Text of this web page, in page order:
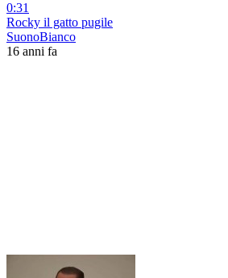
0:31
Rocky il gatto pugile
SuonoBianco
16 anni fa